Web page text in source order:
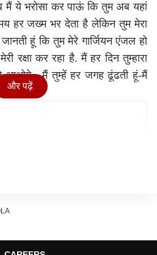
मैं ये भरोसा कर पाऊं कि तुम अब यहां
हर जख्म भर देता है लेकिन तुम मेरा
हूं कि तुम मेरे गार्जियन एंजल हो
रक्षा कर रहा है. मैं हर दिन तुम्हारा
आओगे , मैं तुम्हें हर जगह ढूंढती हूं-मैं
और पढ़ें